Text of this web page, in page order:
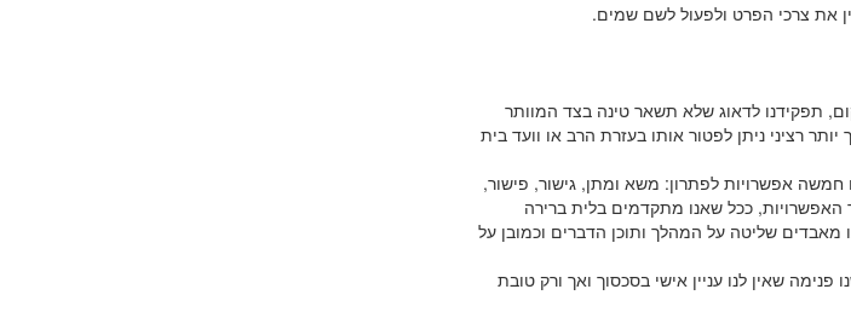
את צרכי הפרט ולפעול לשם שמים.
תפקידנו לדאוג שלא תשאר טינה בצד המוותר
רציני ניתן לפטור אותו בעזרת הרב או וועד בית
חמשה אפשרויות לפתרון: משא ומתן, גישור, פישור,
האפשרויות, ככל שאנו מתקדמים בלית ברירה
שליטה על המהלך ותוכן הדברים וכמובן על
שאין לנו עניין אישי בסכסוך ואך ורק טובת